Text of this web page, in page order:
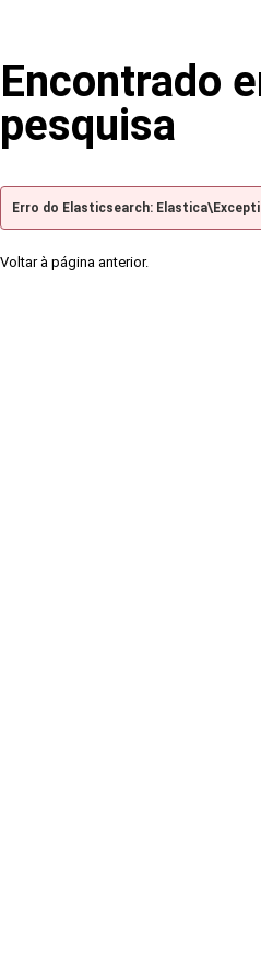
Encontrado
pesquisa
Erro do Elasticsearch:
Voltar à página anterior.